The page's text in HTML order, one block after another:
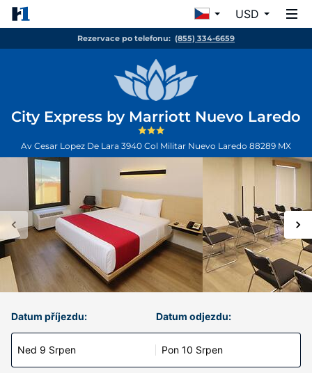
USD
Rezervace po telefonu: (855) 334-6659
City Express by Marriott Nuevo Laredo
Av Cesar Lopez De Lara 3940 Col Militar Nuevo Laredo 88289 MX
Datum příjezdu:
Ned 9 Srpen
Datum odjezdu:
Pon 10 Srpen